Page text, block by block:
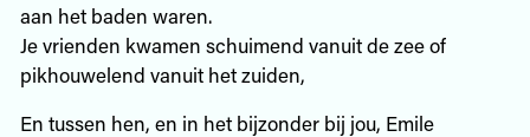
aan het baden waren.
Je vrienden kwamen schuimend vanuit de zee of
pikhouwelend vanuit het zuiden,
En tussen hen, en in het bijzonder bij jou, Emile